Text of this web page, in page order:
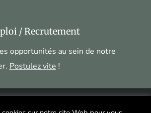
/ Recrutement
opportunités au sein de notre
Postulez vite !